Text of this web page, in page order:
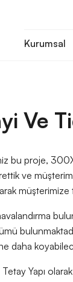
Kurumsal
Ve
bu proje,
ve
daha
Yapı